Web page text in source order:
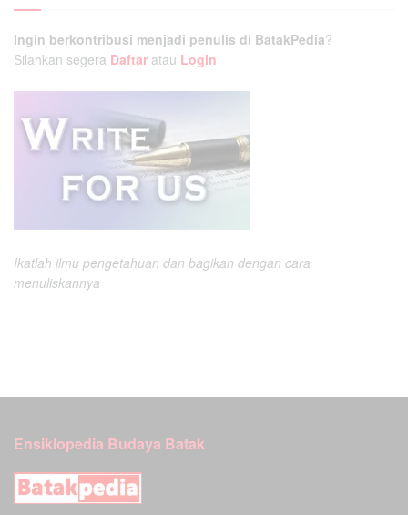
Ingin berkontribusi menjadi penulis di BatakPedia?
Silahkan segera Daftar atau Login
Ikatlah ilmu pengetahuan dan bagikan dengan cara
menuliskannya
Ensiklopedia Budaya Batak